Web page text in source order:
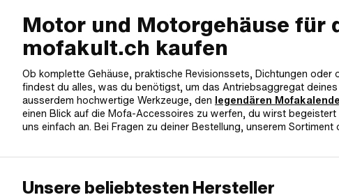
Motor und Motorgehäuse für
mofakult.ch kaufen
Ob komplette Gehäuse, praktische Revisionssets, Dichtungen
findest du alles, was du benötigst, um das Antriebsaggregat
ausserdem hochwertige Werkzeuge, den legendären
einen Blick auf die Mofa-Accessoires zu werfen, du wirst
uns einfach an. Bei Fragen zu deiner Bestellung, unserem
Unsere beliebtesten Hersteller